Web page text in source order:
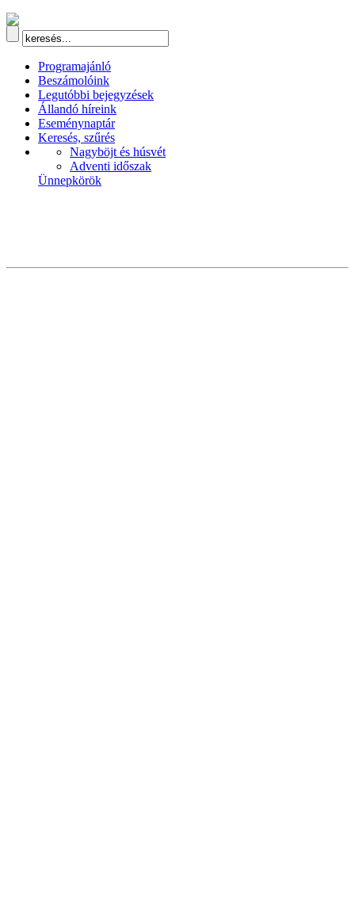
Programajánló
Beszámolóink
Legutóbbi bejegyzések
Állandó híreink
Eseménynaptár
Keresés, szűrés
Nagyböjt és húsvét
Adventi időszak
Ünnepkörök